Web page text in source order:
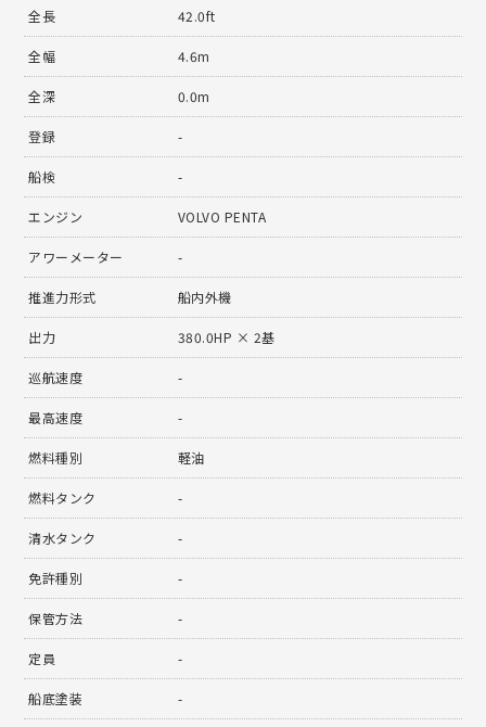
全長 42.0ft
全幅 4.6m
全深 0.0m
登録 -
船検 -
エンジン VOLVO PENTA
アワーメーター -
推進力形式 船内外機
出力 380.0HP × 2基
巡航速度 -
最高速度 -
燃料種別 軽油
燃料タンク -
清水タンク -
免許種別 -
保管方法 -
定員 -
船底塗装 -